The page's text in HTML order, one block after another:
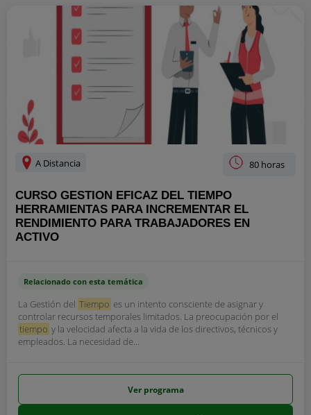
A Distancia 80 horas
CURSO GESTION EFICAZ DEL TIEMPO
HERRAMIENTAS PARA INCREMENTAR EL
RENDIMIENTO PARA TRABAJADORES EN
ACTIVO
Relacionado con esta temática
La Gestión del Tiempo es un intento consciente de asignar y
controlar recursos temporales limitados. La preocupación por el
tiempo y la velocidad afecta a la vida de los directivos, técnicos y
empleados. La necesidad de...
Ver programa